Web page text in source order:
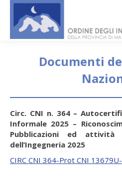
Documenti
Circ. CNI n. 364 –
Informale 2025 –
Pubblicazioni ed attività
dell’Ingegneria 2025
CIRC CNI 364-Prot CNI